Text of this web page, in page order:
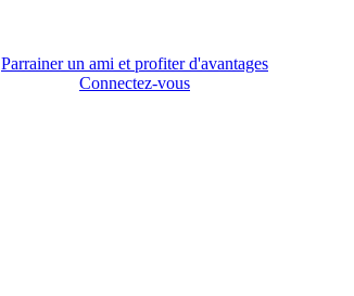
Parrainer un ami et profiter d'avantages
Connectez-vous